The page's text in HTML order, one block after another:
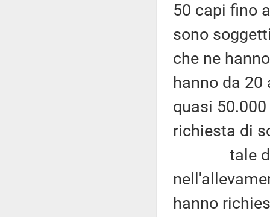
50 capi fino
sono
che ne
hanno da 20
quasi
richiesta di
tale dato
hanno